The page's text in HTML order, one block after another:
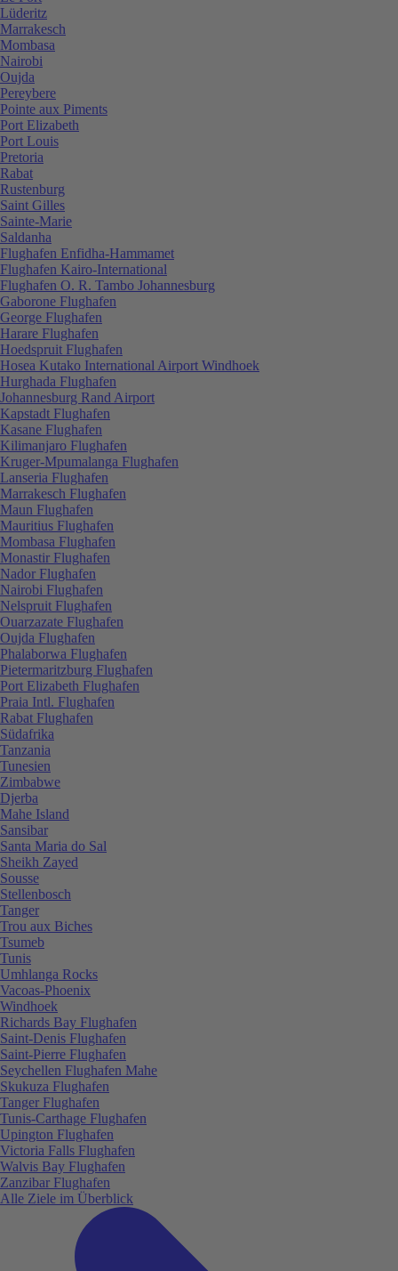
Lüderitz
Marrakesch
Mombasa
Nairobi
Oujda
Pereybere
Pointe aux Piments
Port Elizabeth
Port Louis
Pretoria
Rabat
Rustenburg
Saint Gilles
Sainte-Marie
Saldanha
Flughafen Enfidha-Hammamet
Flughafen Kairo-International
Flughafen O. R. Tambo Johannesburg
Gaborone Flughafen
George Flughafen
Harare Flughafen
Hoedspruit Flughafen
Hosea Kutako International Airport Windhoek
Hurghada Flughafen
Johannesburg Rand Airport
Kapstadt Flughafen
Kasane Flughafen
Kilimanjaro Flughafen
Kruger-Mpumalanga Flughafen
Lanseria Flughafen
Marrakesch Flughafen
Maun Flughafen
Mauritius Flughafen
Mombasa Flughafen
Monastir Flughafen
Nador Flughafen
Nairobi Flughafen
Nelspruit Flughafen
Ouarzazate Flughafen
Oujda Flughafen
Phalaborwa Flughafen
Pietermaritzburg Flughafen
Port Elizabeth Flughafen
Praia Intl. Flughafen
Rabat Flughafen
Südafrika
Tanzania
Tunesien
Zimbabwe
Djerba
Mahe Island
Sansibar
Santa Maria do Sal
Sheikh Zayed
Sousse
Stellenbosch
Tanger
Trou aux Biches
Tsumeb
Tunis
Umhlanga Rocks
Vacoas-Phoenix
Windhoek
Richards Bay Flughafen
Saint-Denis Flughafen
Saint-Pierre Flughafen
Seychellen Flughafen Mahe
Skukuza Flughafen
Tanger Flughafen
Tunis-Carthage Flughafen
Upington Flughafen
Victoria Falls Flughafen
Walvis Bay Flughafen
Zanzibar Flughafen
Alle Ziele im Überblick